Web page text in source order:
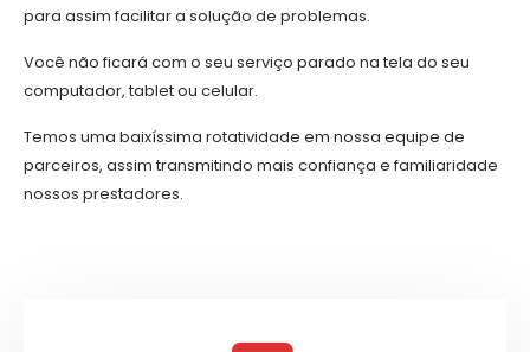
para assim facilitar a solução de problemas.
Você não ficará com o seu serviço parado na tela do seu
computador, tablet ou celular.
Temos uma baixíssima rotatividade em nossa equipe de
parceiros, assim transmitindo mais confiança e familiaridade
nossos prestadores.